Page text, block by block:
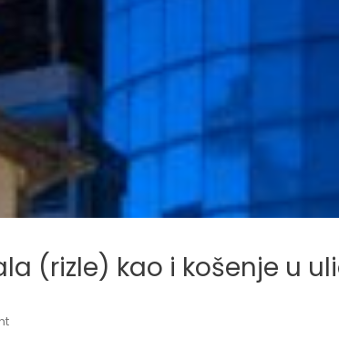
(rizle) kao i košenje u